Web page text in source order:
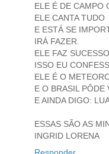
ELE É DE CAMPO
ELE CANTA TUDO
E ESTÁ SE
IRÁ FAZER.
ELE FAZ SUCESSO
ISSO EU
ELE É O
E O BRASIL PÔDE
E AINDA DIGO:
ESSAS SÃO AS
INGRID LORENA